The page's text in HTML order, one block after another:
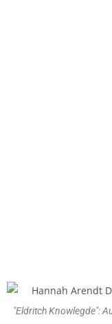
"Eldritch Knowlegde":